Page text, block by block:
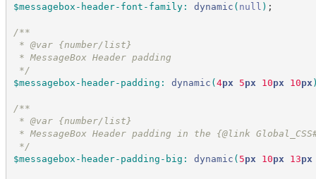
$messagebox-header-font-family: dynamic ( null ) ;
/**
* @var {number/list}
* MessageBox Header padding
*/
$messagebox-header-padding : dynamic (4px 5px 10px 10px
/**
* @var {number/list}
* MessageBox Header padding in the {@link
*/
$messagebox-header-padding-big : dynamic ( 5px 10px 13px